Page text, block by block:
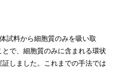
試料から細胞質のみを吸い取
で、細胞質のみに含まれる環状
しました。これまでの手法では